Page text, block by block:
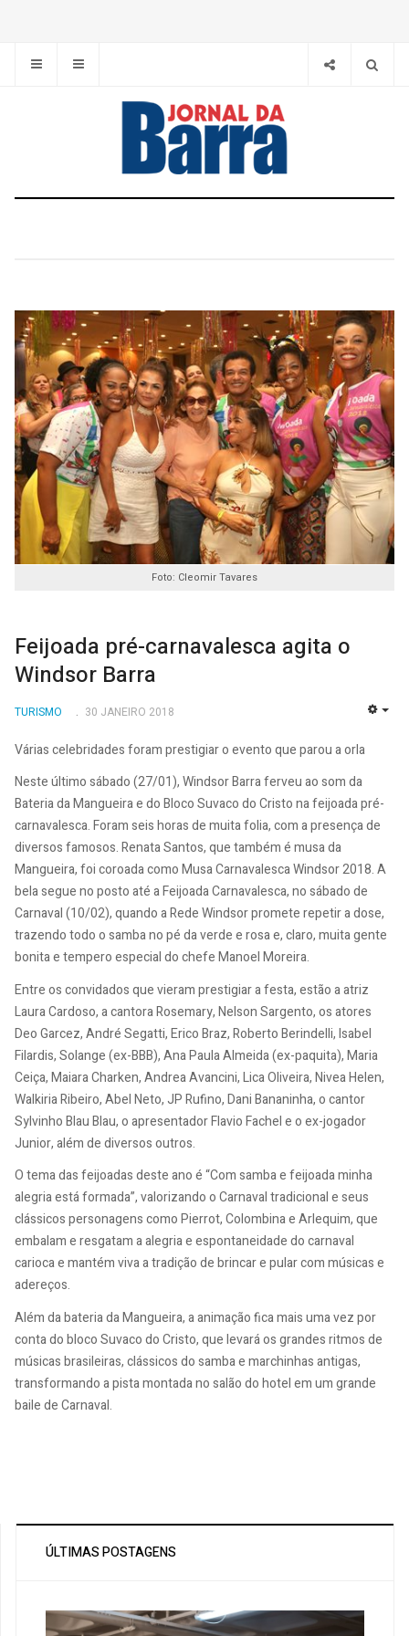
Foto: Cleomir Tavares
Feijoada pré-carnavalesca agita o
Windsor Barra
TURISMO 30 JANEIRO 2018
Várias celebridades foram prestigiar o evento que parou a orla
Neste último sábado (27/01), Windsor Barra ferveu ao som da
Bateria da Mangueira e do Bloco Suvaco do Cristo na feijoada pré-
carnavalesca. Foram seis horas de muita folia, com a presença de
diversos famosos. Renata Santos, que também é musa da
Mangueira, foi coroada como Musa Carnavalesca Windsor 2018. A
bela segue no posto até a Feijoada Carnavalesca, no sábado de
Carnaval (10/02), quando a Rede Windsor promete repetir a dose,
trazendo todo o samba no pé da verde e rosa e, claro, muita gente
bonita e tempero especial do chefe Manoel Moreira.
Entre os convidados que vieram prestigiar a festa, estão a atriz
Laura Cardoso, a cantora Rosemary, Nelson Sargento, os atores
Deo Garcez, André Segatti, Erico Braz, Roberto Berindelli, Isabel
Filardis, Solange (ex-BBB), Ana Paula Almeida (ex-paquita), Maria
Ceiça, Maiara Charken, Andrea Avancini, Lica Oliveira, Nivea Helen,
Walkiria Ribeiro, Abel Neto, JP Rufino, Dani Bananinha, o cantor
Sylvinho Blau Blau, o apresentador Flavio Fachel e o ex-jogador
Junior, além de diversos outros.
O tema das feijoadas deste ano é “Com samba e feijoada minha
alegria está formada”, valorizando o Carnaval tradicional e seus
clássicos personagens como Pierrot, Colombina e Arlequim, que
embalam e resgatam a alegria e espontaneidade do carnaval
carioca e mantém viva a tradição de brincar e pular com músicas e
adereços.
Além da bateria da Mangueira, a animação fica mais uma vez por
conta do bloco Suvaco do Cristo, que levará os grandes ritmos de
músicas brasileiras, clássicos do samba e marchinhas antigas,
transformando a pista montada no salão do hotel em um grande
baile de Carnaval.
ÚLTIMAS POSTAGENS